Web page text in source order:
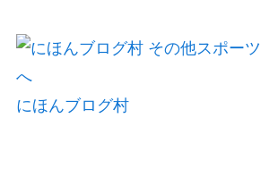
にほんブログ村